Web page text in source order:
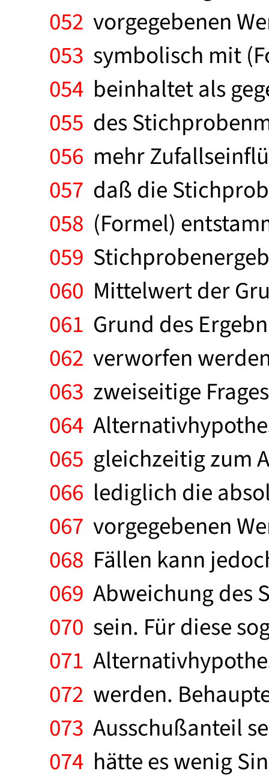
052 vorgegebenen
053 symbolisch mit
054 beinhaltet als
055 des
056 mehr
057 daß die
058 (Formel)
059
060 Mittelwert der
061 Grund des
062 verworfen
063 zweiseitige
064
065 gleichzeitig zum
066 lediglich die
067 vorgegebenen
068 Fällen kann
069 Abweichung des
070 sein. Für diese
071
072 werden.
073 Ausschußanteil
074 hätte es wenig